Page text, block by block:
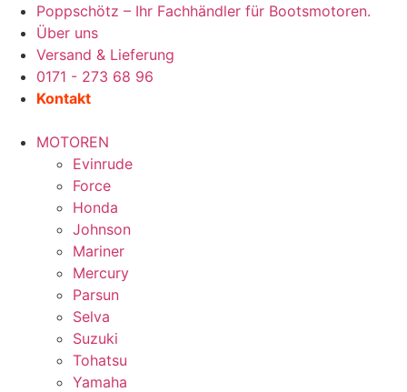
Zum
Inhalt
wechseln
Poppschötz – Ihr Fachhändler für Bootsmotoren.
Über uns
Versand & Lieferung
0171 - 273 68 96
Kontakt
MOTOREN
Evinrude
Force
Honda
Johnson
Mariner
Mercury
Parsun
Selva
Suzuki
Tohatsu
Yamaha